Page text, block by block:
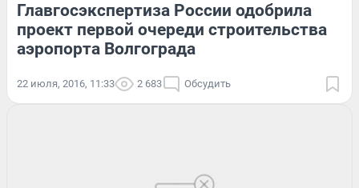
Главгосэкспертиза России одобрила
проект первой очереди строительства
аэропорта Волгограда
22 июля, 2016, 11:33 2 683 Обсудить